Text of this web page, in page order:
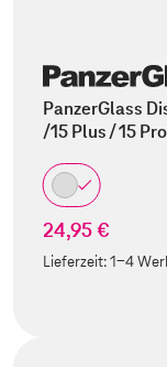
PanzerGlass
/15 Plus / 15
24,95 €
Lieferzeit:1-4